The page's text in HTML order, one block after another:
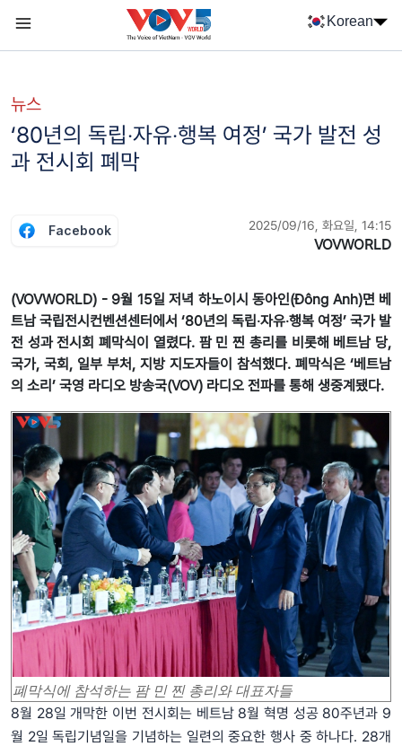
Korean
뉴스
‘80년의 독립‧자유‧행복 여정’ 국가 발전 성
과 전시회 폐막
Facebook 2025/09/16, 화요일, 14:15
VOVWORLD
(VOVWORLD) - 9월 15일 저녁 하노이시 동아인(Đông Anh)면 베
트남 국립전시컨벤션센터에서 ‘80년의 독립‧자유‧행복 여정’ 국가 발
전 성과 전시회 폐막식이 열렸다. 팜 민 찐 총리를 비롯해 베트남 당,
국가, 국회, 일부 부처, 지방 지도자들이 참석했다. 폐막식은 ‘베트남
의 소리’ 국영 라디오 방송국(VOV) 라디오 전파를 통해 생중계됐다.
폐막식에 참석하는 팜 민 찐 총리와 대표자들
8월 28일 개막한 이번 전시회는 베트남 8월 혁명 성공 80주년과 9
월 2일 독립기념일을 기념하는 일련의 중요한 행사 중 하나다. 28개